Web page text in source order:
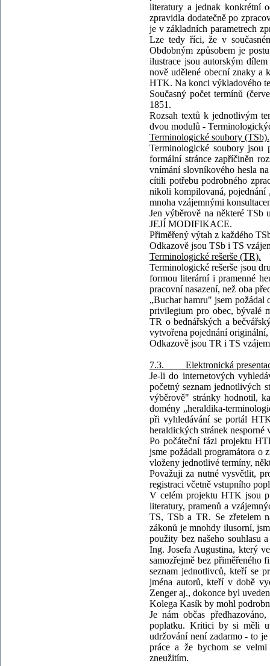
literatury a jednak konkrétní
zpravidla dodatečně po
je v základních parametrech
Lze tedy říci, že v
Obdobným způsobem je
ilustrace jsou autorským
nově udělené obecní znaky a
HTK. Na konci výkladového
Současný počet termínů
1851.
Rozsah textů k jednotlivým
dvou modulů -
Terminologické soubory (TSb).
Terminologické soubory
formální stránce zapříčiněn
vnímání slovníkového hesla
cítili potřebu podrobného
nikoli kompilovaná, pojednání
mnoha vzájemnými
Jen výběrově na některé
JEJÍ MODIFIKACE.
Přiměřený výtah z každého
Odkazově jsou TSb i TS
Terminologické rešerše (TR).
Terminologické rešerše jsou
formou literární i pramenné
pracovní nasazení, než oba
„Buchar hamru" jsem
privilegium pro obec, bývalé
TR o bednářských a
vytvořena pojednání
Odkazově jsou TR i TS
7.3. Elektronická
Je-li do internetových
početný seznam jednotlivých
výběrově" stránky hodnotil,
domény „heraldika-
při vyhledávání se portál
heraldických stránek nesporné
Po počáteční fázi projektu
jsme požádali programátora o
vloženy jednotlivé termíny,
Považuji za nutné vysvětlit,
registraci včetně vstupního
V celém projektu HTK jsou
literatury, pramenů a
TS, TSb a TR. Se zřetelem
zákonů je mnohdy ilusorní,
použity bez našeho souhlasu
Ing. Josefa Augustina, který
samozřejmě bez přiměřeného
seznam jednotlivců, kteří se
jména autorů, kteří v době
Zenger aj., dokonce byl
Kolega Kasík by mohl
Je nám občas
poplatku. Kritici by si měli
udržování není zadarmo - to
práce a že bychom se
zneužitím.